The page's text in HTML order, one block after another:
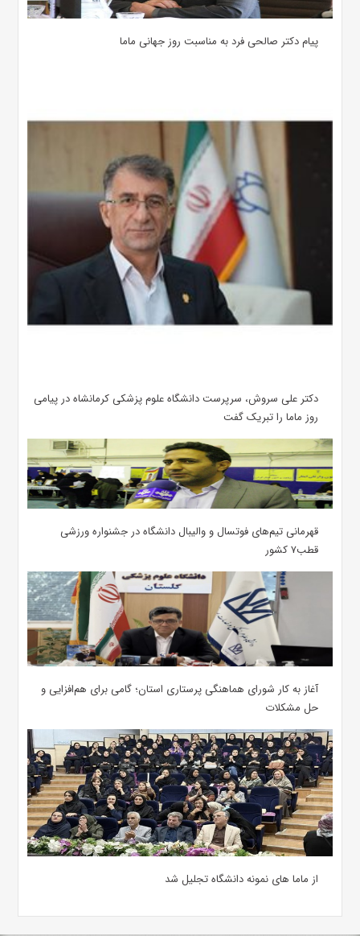
پیام دکتر صالحی فرد به مناسبت روز جهانی ماما
دکتر علی سروش، سرپرست دانشگاه علوم پزشکی کرمانشاه در پیامی
روز ماما را تبریک گفت
قهرمانی تیم‌های فوتسال و والیبال دانشگاه در جشنواره ورزشی
قطب۷ کشور
آغاز به کار شورای هماهنگی پرستاری استان؛ گامی برای هم‌افزایی و
حل مشکلات
از ماما های نمونه دانشگاه تجلیل شد